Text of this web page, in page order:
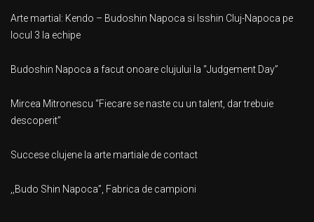
Arte martial: Kendo – Budoshin Napoca si Isshin Cluj-Napoca pe
locul 3 la echipe
Budoshin Napoca a facut onoare clujului la “Judgement Day”
Mircea Mitronescu “Fiecare se naste cu un talent, dar trebuie
descoperit”
Succese clujene la arte martiale de contact
,,Budo Shin Napoca”, Fabrica de campioni